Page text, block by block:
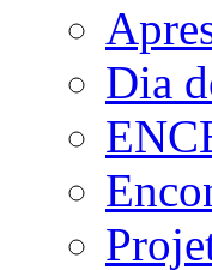
Dia